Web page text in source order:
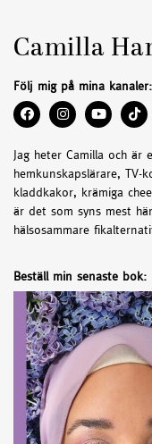
Camilla
Följ mig på mina kanaler:
Jag heter Camilla och
hemkunskapslärare, TV-
kladdkakor, krämiga
är det som syns mest
hälsosammare
Beställ min senaste bok: